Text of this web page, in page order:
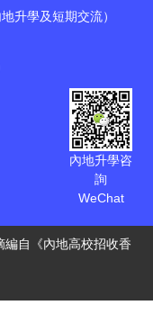
升學及短期交流）
內地升學咨
詢
WeChat
自《內地高校招收香